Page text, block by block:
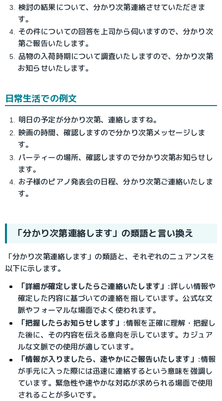
検討の結果について、分かり次第連絡させていただきま
す。
その件についての回答を上司から伺いますので、分かり次
第ご報告いたします。
品物の入荷時期について調査いたしますので、分かり次第
お知らせいたします。
日常生活での例文
明日の予定が分かり次第、連絡しますね。
映画の時間、確認しますので分かり次第メッセージしま
す。
パーティーの場所、確認しますので分かり次第お知らせし
ます。
お子様のピアノ発表会の日程、分かり次第ご連絡いたしま
す。
「分かり次第連絡します」の類語と言い換え
「分かり次第連絡します」の類語と、それぞれのニュアンスを
以下に示します。
「詳細が確定しましたらご連絡いたします」 :詳しい情報や
確定した内容に基づいての連絡を指しています。公式な文
脈やフォーマルな場面でよく使われます。
「把握したらお知らせします」 :情報を正確に理解・把握し
た後に、その内容を伝える意向を示しています。カジュア
ルな文脈での使用が適しています。
「情報が入りましたら、速やかにご報告いたします」 :情報
が手元に入った際には迅速に連絡するという意味を強調し
ています。緊急性や速やかな対応が求められる場面で使用
されることが多いです。